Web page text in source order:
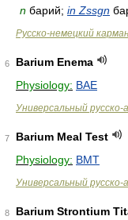
n барий; in Zssgn
Русско-немецкий
6
Barium Enema
Physiology: BAE
Универсальный русско-
7
Barium Meal Test
Physiology: BMT
Универсальный русско-
8
Barium Strontium